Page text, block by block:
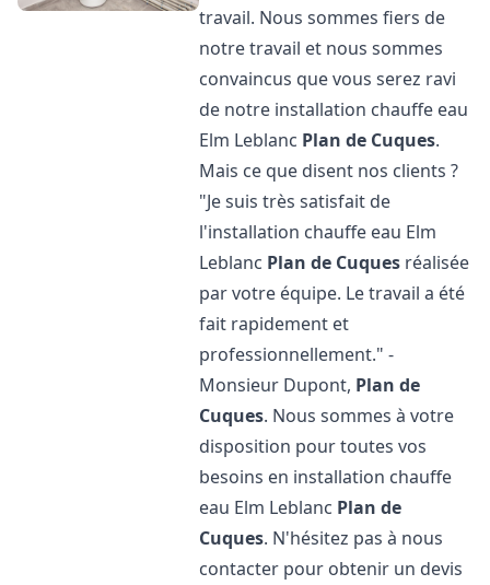
travail. Nous sommes fiers de
notre travail et nous sommes
convaincus que vous serez ravi
de notre installation chauffe eau
Elm Leblanc Plan de Cuques.
Mais ce que disent nos clients ?
"Je suis très satisfait de
l'installation chauffe eau Elm
Leblanc Plan de Cuques réalisée
par votre équipe. Le travail a été
fait rapidement et
professionnellement." -
Monsieur Dupont, Plan de
Cuques. Nous sommes à votre
disposition pour toutes vos
besoins en installation chauffe
eau Elm Leblanc Plan de
Cuques. N'hésitez pas à nous
contacter pour obtenir un devis